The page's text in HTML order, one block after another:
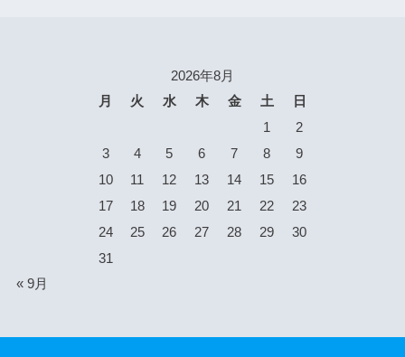
2026年8月
月
火 水 木 金 土
日
1
2
3
4 5 6 7 8
9
10
11 12 13 14 15
16
17
18 19 20 21 22
23
24
25 26 27 28 29
30
31
« 9月